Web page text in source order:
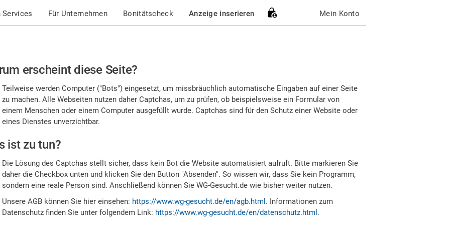
Services Für Unternehmen Bonitätscheck Anzeige inserieren Mein Konto
erscheint diese Seite?
Teilweise werden Computer ("Bots") eingesetzt, um missbräuchlich automatische Eingaben auf einer Seite
zu machen. Alle Webseiten nutzen daher Captchas, um zu prüfen, ob beispielsweise ein Formular von
einem Menschen oder einem Computer ausgefüllt wurde. Captchas sind für den Schutz einer Website oder
eines Dienstes unverzichtbar.
ist zu tun?
Die Lösung des Captchas stellt sicher, dass kein Bot die Website automatisiert aufruft. Bitte markieren Sie
daher die Checkbox unten und klicken Sie den Button "Absenden". So wissen wir, dass Sie kein Programm,
sondern eine reale Person sind. Anschließend können Sie WG-Gesucht.de wie bisher weiter nutzen.
Unsere AGB können Sie hier einsehen: https://www.wg-gesucht.de/en/agb.html . Informationen zum
Datenschutz finden Sie unter folgendem Link: https://www.wg-gesucht.de/en/datenschutz.html .